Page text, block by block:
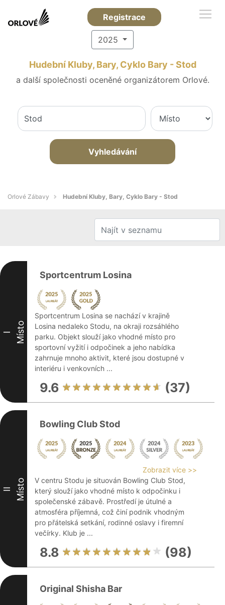
Registrace
2025
Hudební Kluby, Bary, Cyklo Bary - Stod
a další společnosti oceněné organizátorem Orlové.
Vyhledávání
Orlové Zábavy Hudební Kluby, Bary, Cyklo Bary - Stod
I Místo
Sportcentrum Losina
Sportcentrum Losina se nachází v krajině
Losina nedaleko Stodu, na okraji rozsáhlého
parku. Objekt slouží jako vhodné místo pro
sportovní vyžití i odpočinek a jeho nabídka
zahrnuje mnoho aktivit, které jsou dostupné v
interiéru i venkovních ...
9.6 (37)
II Místo
Bowling Club Stod
Zobrazit více >>
V centru Stodu je situován Bowling Club Stod,
který slouží jako vhodné místo k odpočinku i
společenské zábavě. Prostředí je útulné a
atmosféra příjemná, což činí podnik vhodným
pro přátelská setkání, rodinné oslavy i firemní
večírky. Klub je ...
8.8 (98)
Original Shisha Bar